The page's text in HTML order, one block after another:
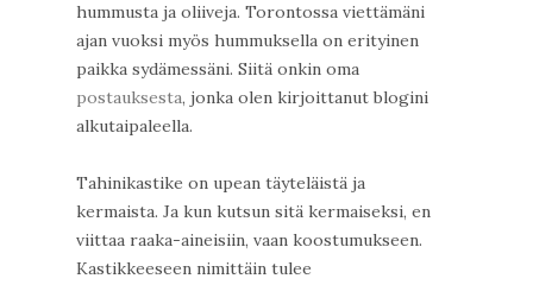
hummusta ja oliiveja. Torontossa viettämäni
ajan vuoksi myös hummuksella on erityinen
paikka sydämessäni. Siitä onkin oma
postauksesta, jonka olen kirjoittanut blogini
alkutaipaleella.
Tahinikastike on upean täyteläistä ja
kermaista. Ja kun kutsun sitä kermaiseksi, en
viittaa raaka-aineisiin, vaan koostumukseen.
Kastikkeeseen nimittäin tulee